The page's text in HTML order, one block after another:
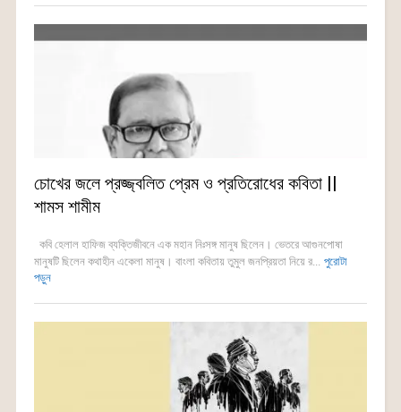
চোখের জলে প্রজ্জ্বলিত প্রেম ও প্রতিরোধের কবিতা ||
শামস শামীম
কবি হেলাল হাফিজ ব্যক্তিজীবনে এক মহান নিঃসঙ্গ মানুষ ছিলেন। ভেতরে আগুনপোষা
মানুষটি ছিলেন কথাহীন একেলা মানুষ। বাংলা কবিতায় তুমুল জনপ্রিয়তা নিয়ে র... পুরোটা
পড়ুন